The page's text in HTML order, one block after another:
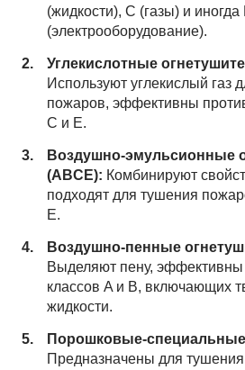
(жидкости), C (газы) и иногда
(электрооборудование).
Углекислотные
Используют углекислый газ
пожаров, эффективны
C и E.
Воздушно-эмульсионные
(ABCE): Комбинируют
подходят для тушения
E.
Воздушно-пенные
Выделяют пену,
классов A и B, включающих
жидкости.
Порошковые-специальные
Предназначены для